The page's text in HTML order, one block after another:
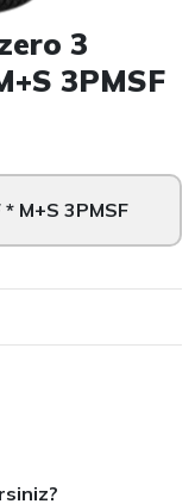
3
3PMSF
M+S 3PMSF